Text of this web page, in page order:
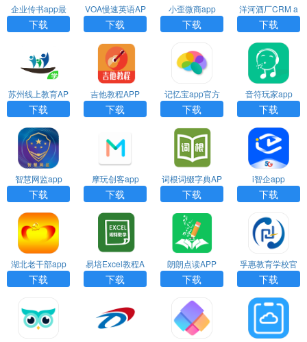
企业传书app最
新官方正版免费
下载
下载
VOA慢速英语AP
P
下载
小歪微商app
下载
洋河酒厂CRM a
pp客户端下载
下载
苏州线上教育AP
P
下载
吉他教程APP
下载
记忆宝app官方
下载
下载
音符玩家app
下载
智慧网监app
下载
摩玩创客app
下载
词根词缀字典AP
P
下载
i智企app
下载
湖北老干部app
下载
易培Excel教程A
PP
下载
朗朗点读APP
下载
孚惠教育学校官
网下载
下载